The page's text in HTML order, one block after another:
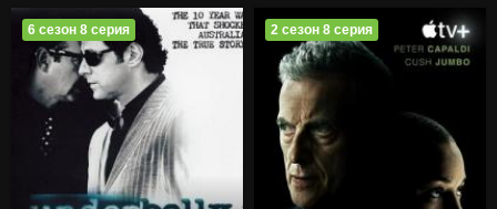
6 сезон 8 серия 2 сезон 8 серия